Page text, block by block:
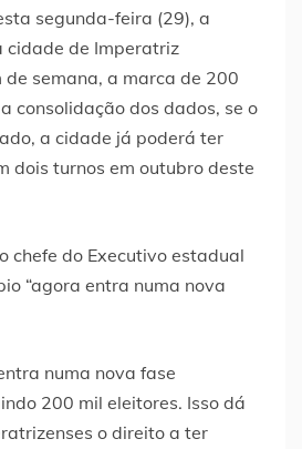
segunda-feira (29), a
cidade de Imperatriz
de semana, a marca de 200
consolidação dos dados, se o
a cidade já poderá ter
dois turnos em outubro deste
chefe do Executivo estadual
“agora entra numa nova
numa nova fase
200 mil eleitores. Isso dá
o direito a ter